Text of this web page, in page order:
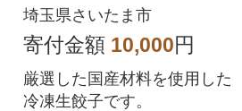
埼玉県さいたま市
寄付金額 10,000円
厳選した国産材料を使用した
冷凍生餃子です。